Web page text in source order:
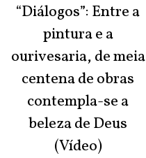
“Diálogos”: Entre a
pintura e a
ourivesaria, de meia
centena de obras
contempla-se a
beleza de Deus
(Vídeo)